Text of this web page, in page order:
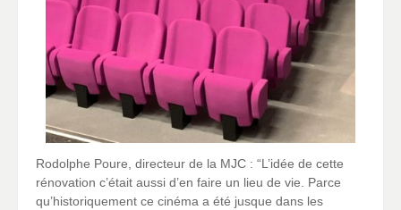
Rodolphe Poure, directeur de la MJC : “L’idée de cette
rénovation c’était aussi d’en faire un lieu de vie. Parce
qu’historiquement ce cinéma a été jusque dans les